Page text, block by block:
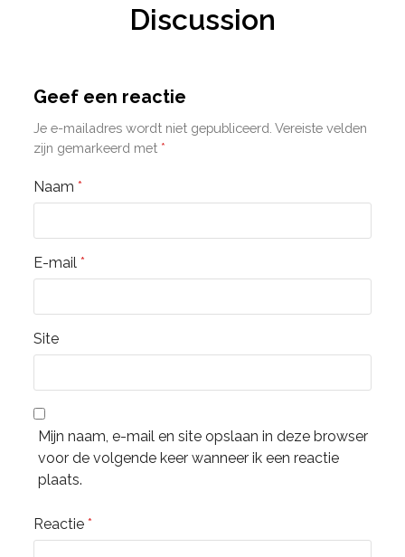
Discussion
Geef een reactie
Je e-mailadres wordt niet gepubliceerd. Vereiste velden
zijn gemarkeerd met *
Naam*
E-mail*
Site
Mijn naam, e-mail en site opslaan in deze browser
voor de volgende keer wanneer ik een reactie
plaats.
Reactie*